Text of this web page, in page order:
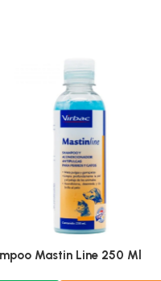
Mastin Line 250 Ml